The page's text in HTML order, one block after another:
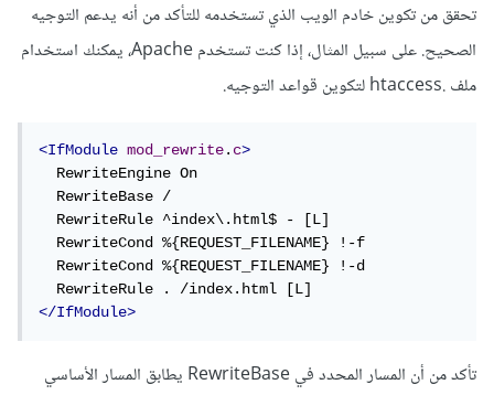
تحقق من تكوين خادم الويب الذي تستخدمه للتأكد من أنه يدعم التوجيه
الصحيح. على سبيل المثال، إذا كنت تستخدم Apache، يمكنك استخدام
ملف .htaccess لتكوين قواعد التوجيه.
<IfModule mod_rewrite.c>
  RewriteEngine On
  RewriteBase /
  RewriteRule ^index\.html$ - [L]
  RewriteCond %{REQUEST_FILENAME} !-f
  RewriteCond %{REQUEST_FILENAME} !-d
</IfModule>
تأكد من أن المسار المحدد في RewriteBase يطابق المسار الأساسي